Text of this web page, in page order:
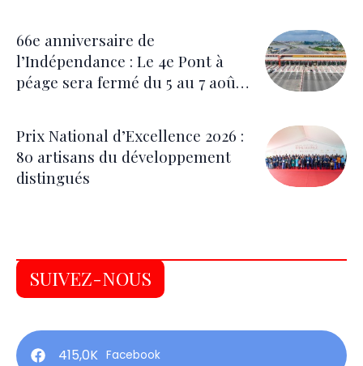
66e anniversaire de
l’Indépendance : Le 4e Pont à
péage sera fermé du 5 au 7 août
Prix National d’Excellence 2026 :
80 artisans du développement
distingués
SUIVEZ-NOUS
415,0K Facebook